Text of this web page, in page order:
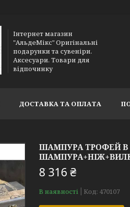
Інтернет магазин
"АльдеМікс" Оригінальні
подарунки та сувеніри.
Аксесуари. Товари для
відпочинку
ДОСТАВКА ТА ОПЛАТА
ШАМПУРА ТРОФЕЙ В
8 316 ₴
В наявності Код: 470107